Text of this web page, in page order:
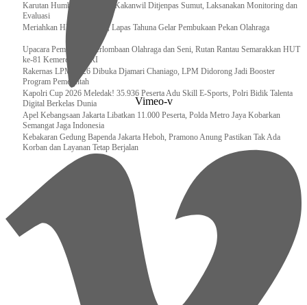
Karutan Humbahas Sambut Kakanwil Ditjenpas Sumut, Laksanakan Monitoring dan
Evaluasi
Meriahkan HUT RI ke-81, Lapas Tahuna Gelar Pembukaan Pekan Olahraga
Upacara Pembukaan Perlombaan Olahraga dan Seni, Rutan Rantau Semarakkan HUT
ke-81 Kemerdekaan RI
Rakernas LPM 2026 Dibuka Djamari Chaniago, LPM Didorong Jadi Booster
Program Pemerintah
Kapolri Cup 2026 Meledak! 35.936 Peserta Adu Skill E-Sports, Polri Bidik Talenta
Digital Berkelas Dunia
Apel Kebangsaan Jakarta Libatkan 11.000 Peserta, Polda Metro Jaya Kobarkan
Semangat Jaga Indonesia
Kebakaran Gedung Bapenda Jakarta Heboh, Pramono Anung Pastikan Tak Ada
Korban dan Layanan Tetap Berjalan
Vimeo-v